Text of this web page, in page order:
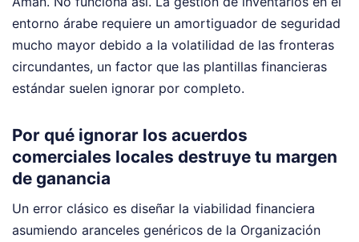
entorno árabe requiere un amortiguador de seguridad
mucho mayor debido a la volatilidad de las fronteras
circundantes, un factor que las plantillas financieras
estándar suelen ignorar por completo.
Por qué ignorar los acuerdos
comerciales locales destruye tu margen
de ganancia
Un error clásico es diseñar la viabilidad financiera
asumiendo aranceles genéricos de la Organización